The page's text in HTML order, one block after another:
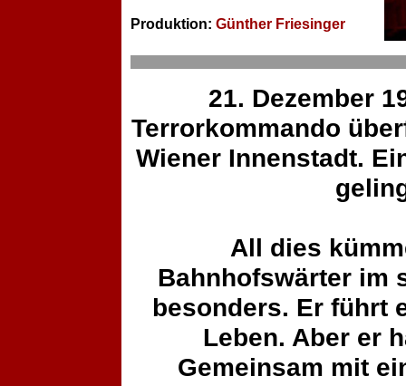
Produktion: Günther Friesinger
21. Dezember
Terrorkommando
Wiener Innenstadt.
All dies
Bahnhofswärter im
besonders. Er führt
Leben. Aber er
Gemeinsam mit